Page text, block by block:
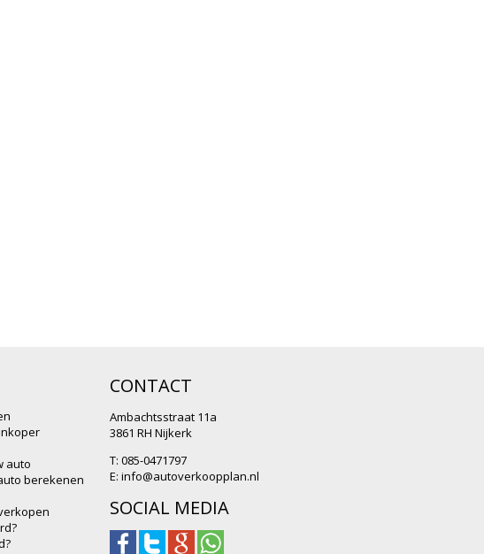
auto
berekenen
CONTACT
Ambachtsstraat 11a
3861 RH Nijkerk
T: 085-0471797
E: info@autoverkoopplan.nl
SOCIAL MEDIA